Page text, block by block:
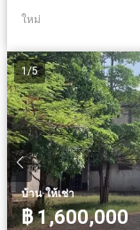
ใหม่
1/5
บ้าน·ให้เช่า
฿ 1,600,000